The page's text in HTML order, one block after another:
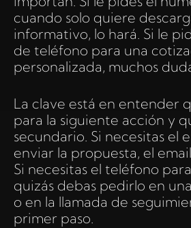
cuando solo quiere
informativo, lo hará. Si le
de teléfono para una
personalizada, muchos
La clave está en entender
para la siguiente acción y
secundario. Si necesitas el
enviar la propuesta, el
Si necesitas el teléfono
quizás debas pedirlo en
o en la llamada de
primer paso.